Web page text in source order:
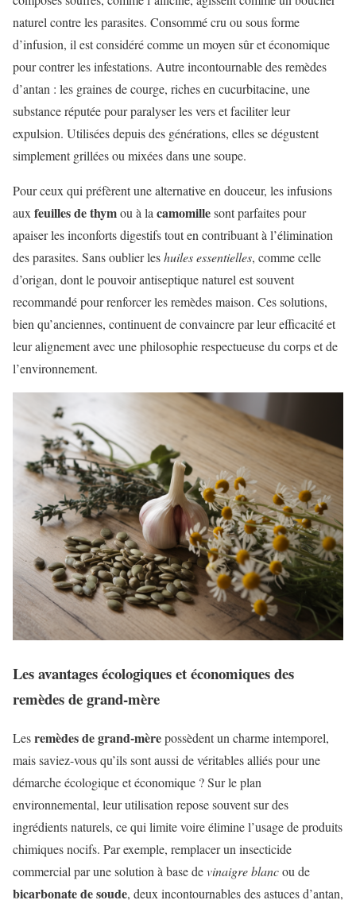
naturel contre les parasites. Consommé cru ou sous forme
d’infusion, il est considéré comme un moyen sûr et économique
pour contrer les infestations. Autre incontournable des remèdes
d’antan : les graines de courge, riches en cucurbitacine, une
substance réputée pour paralyser les vers et faciliter leur
expulsion. Utilisées depuis des générations, elles se dégustent
simplement grillées ou mixées dans une soupe.
Pour ceux qui préfèrent une alternative en douceur, les infusions
aux feuilles de thymou à la camomillesont parfaites pour
apaiser les inconforts digestifs tout en contribuant à l’élimination
des parasites. Sans oublier leshuiles essentielles, comme celle
d’origan, dont le pouvoir antiseptique naturel est souvent
recommandé pour renforcer les remèdes maison. Ces solutions,
bien qu’anciennes, continuent de convaincre par leur efficacité et
leur alignement avec une philosophie respectueuse du corps et de
l’environnement.
Les avantages écologiques et économiques des
remèdes de grand-mère
Lesremèdes de grand-mèrepossèdent un charme intemporel,
mais saviez-vous qu’ils sont aussi de véritables alliés pour une
démarche écologique et économique ? Sur le plan
environnemental, leur utilisation repose souvent sur des
ingrédients naturels, ce qui limite voire élimine l’usage de produits
chimiques nocifs. Par exemple, remplacer un insecticide
commercial par une solution à base devinaigre blancou de
bicarbonate de soude, deux incontournables des astuces d’antan,